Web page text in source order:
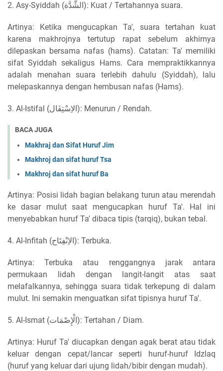
2. Asy-Syiddah (الشِّدَّة): Kuat / Tertahannya suara.
Artinya: Ketika mengucapkan Ta', suara tertahan kuat
karena makhrojnya tertutup rapat sebelum akhirnya
dilepaskan bersama nafas (hams). Catatan: Ta' memiliki
sifat Syiddah sekaligus Hams. Cara mempraktikkannya
adalah menahan suara terlebih dahulu (Syiddah), lalu
melepaskannya dengan hembusan nafas (Hams).
3. Al-Istifal (الاِسْتِفَال): Menurun / Rendah.
BACA JUGA
Makhraj dan Sifat Huruf Jim
Makhroj dan sifat huruf Tsa
Makhroj dan sifat huruf Ba
Artinya: Posisi lidah bagian belakang turun atau merendah
ke dasar mulut saat mengucapkan huruf Ta'. Hal ini
menyebabkan huruf Ta' dibaca tipis (tarqiq), bukan tebal.
4. Al-Infitah (الاِنْفِتَاح): Terbuka.
Artinya: Terbuka atau renggangnya jarak antara
permukaan lidah dengan langit-langit atas saat
melafalkannya, sehingga suara tidak terkepung di dalam
mulut. Ini semakin menguatkan sifat tipisnya huruf Ta'.
5. Al-Ismat (الْإِصْمَات): Tertahan / Diam.
Artinya: Huruf Ta' diucapkan dengan agak berat atau tidak
keluar dengan cepat/lancar seperti huruf-huruf Idzlaq
(huruf yang keluar dari ujung lidah/bibir dengan mudah).